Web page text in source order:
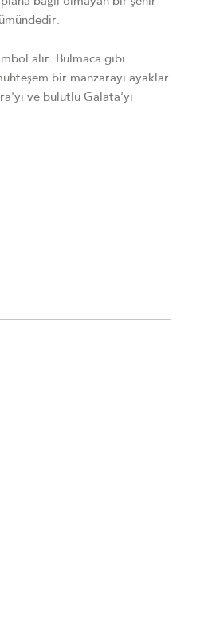
alır. Bulmaca gibi
bir manzarayı ayaklar
ve bulutlu Galata'yı